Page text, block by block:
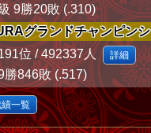
9勝20敗 (.310)
グランドチャンピン
位 / 492337人 詳細
846敗 (.517)
績一覧